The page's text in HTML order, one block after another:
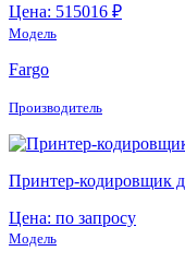
Цена: 515016 ₽
Модель
Fargo
Производитель
Принтер-кодировщик
Цена: по запросу
Модель